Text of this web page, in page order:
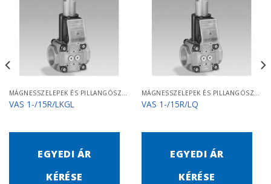
MÁGNESSZELEPEK ÉS PILLANGÓSZELEPEK
VAS 1-/15R/LKGL
EGYEDI ÁR
KÉRÉSE
MÁGNESSZELEPEK ÉS PILLANGÓSZELEPEK
VAS 1-/15R/LQ
EGYEDI ÁR
KÉRÉSE